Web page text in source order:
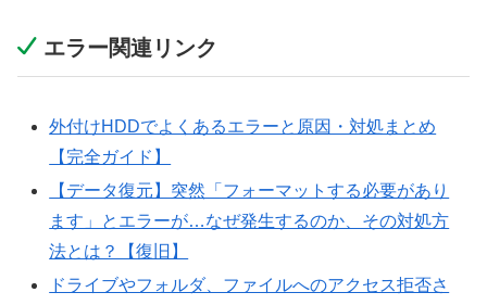
エラー関連リンク
外付けHDDでよくあるエラーと原因・対処まとめ
【完全ガイド】
【データ復元】突然「フォーマットする必要があり
ます」とエラーが…なぜ発生するのか、その対処方
法とは？【復旧】
ドライブやフォルダ、ファイルへのアクセス拒否さ